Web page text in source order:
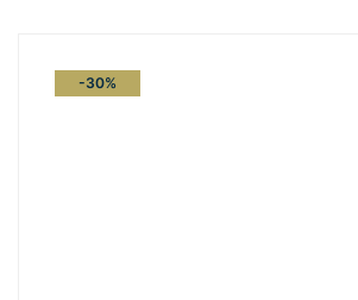
-30%